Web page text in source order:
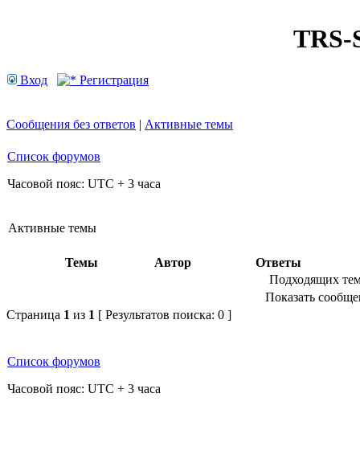
TRS-
Вход Регистрация
Сообщения без ответов | Активные темы
Список форумов
Часовой пояс: UTC + 3 часа
Активные темы
Темы Автор
Ответы
Подходящих
Показать
Страница 1 из 1 [ Результатов поиска: 0 ]
Список форумов
Часовой пояс: UTC + 3 часа